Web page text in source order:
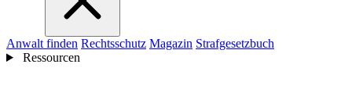
Anwalt finden Rechtsschutz Magazin Strafgesetzbuch
Ressourcen